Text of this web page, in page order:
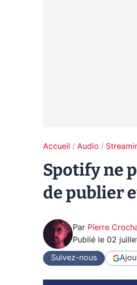
Accueil Audio
Spotify ne
de publier
Par Pierre
Publié le 02
Suivez-nous